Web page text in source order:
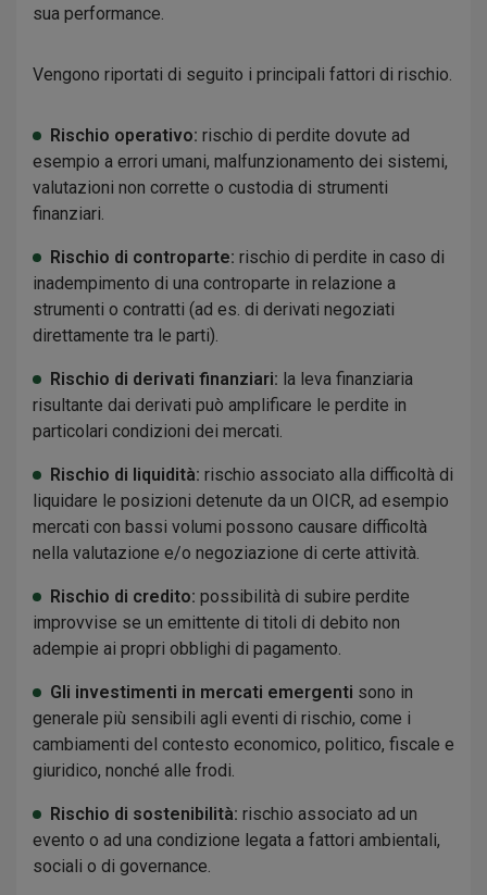
sua performance.
Vengono riportati di seguito i principali fattori di rischio.
Rischio operativo: rischio di perdite dovute ad
esempio a errori umani, malfunzionamento dei sistemi,
valutazioni non corrette o custodia di strumenti
finanziari.
Rischio di controparte: rischio di perdite in caso di
inadempimento di una controparte in relazione a
strumenti o contratti (ad es. di derivati negoziati
direttamente tra le parti).
Rischio di derivati finanziari: la leva finanziaria
risultante dai derivati può amplificare le perdite in
particolari condizioni dei mercati.
Rischio di liquidità: rischio associato alla difficoltà di
liquidare le posizioni detenute da un OICR, ad esempio
mercati con bassi volumi possono causare difficoltà
nella valutazione e/o negoziazione di certe attività.
Rischio di credito: possibilità di subire perdite
improvvise se un emittente di titoli di debito non
adempie ai propri obblighi di pagamento.
Gli investimenti in mercati emergenti sono in
generale più sensibili agli eventi di rischio, come i
cambiamenti del contesto economico, politico, fiscale e
giuridico, nonché alle frodi.
Rischio di sostenibilità: rischio associato ad un
evento o ad una condizione legata a fattori ambientali,
sociali o di governance.